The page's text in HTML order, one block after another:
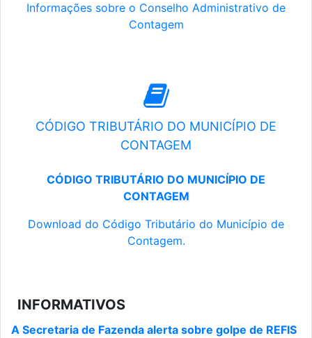
Informações sobre o Conselho Administrativo de
Contagem
CÓDIGO TRIBUTÁRIO DO MUNICÍPIO DE
CONTAGEM
CÓDIGO TRIBUTÁRIO DO MUNICÍPIO DE
CONTAGEM
Download do Código Tributário do Município de
Contagem.
INFORMATIVOS
A Secretaria de Fazenda alerta sobre golpe de REFIS